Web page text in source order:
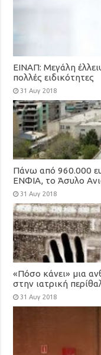
ΕΙΝΑΠ: Μεγάλη
πολλές ειδικότητες
31 Αυγ 2018
Πάνω από 960.000
ΕΝΦΙΑ, το Άσυλο
31 Αυγ 2018
«Πόσο κάνει» μια
στην ιατρική
31 Αυγ 2018